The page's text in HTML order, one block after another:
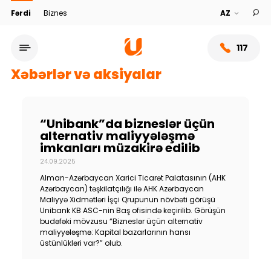
Fərdi Biznes
117
Xidmət şəbəkəsi
Bank haqqında
Xəbərlər və aksiyalar
“Unibank”da bizneslər üçün
alternativ maliyyələşmə
imkanları müzakirə edilib
24.09.2025
Alman-Azərbaycan Xarici Ticarət Palatasının (AHK
Azərbaycan) təşkilatçılığı ilə AHK Azərbaycan
Maliyyə Xidmətləri İşçi Qrupunun növbəti görüşü
Unibank KB ASC-nin Baş ofisində keçirilib. Görüşün
budəfəki mövzusu “Bizneslər üçün alternativ
maliyyələşmə: Kapital bazarlarının hansı
üstünlükləri var?” olub.